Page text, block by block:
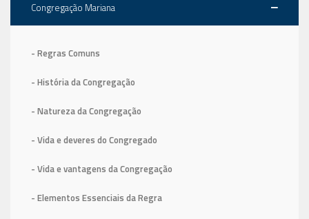
Congregação Mariana
- Regras Comuns
- História da Congregação
- Natureza da Congregação
- Vida e deveres do Congregado
- Vida e vantagens da Congregação
- Elementos Essenciais da Regra